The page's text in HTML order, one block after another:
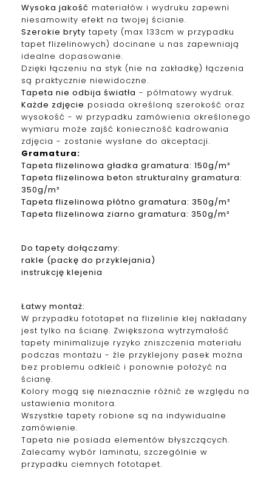
Wysoka jakość materiałów i wydruku zapewni
niesamowity efekt na twojej ścianie.
Szerokie bryty tapety (max 133cm w przypadku
tapet flizelinowych) docinane u nas zapewniają
idealne dopasowanie.
Dzięki łączeniu na styk (nie na zakładkę) łączenia
są praktycznie niewidoczne.
Tapeta nie odbija światła - półmatowy wydruk.
Każde zdjęcie posiada określoną szerokość oraz
wysokość - w przypadku zamówienia określonego
wymiaru może zajść konieczność kadrowania
zdjęcia - zostanie wysłane do akceptacji.
Gramatura:
Tapetaflizelinowa gładka gramatura: 150g/m²
Tapetaflizelinowa beton strukturalny gramatura:
350g/m²
Tapetaflizelinowa płótno gramatura: 350g/m²
Tapetaflizelinowa ziarno gramatura: 350g/m²
Do tapety dołączamy:
rakle (packę do przyklejania)
instrukcję klejenia
Łatwy montaż:
W przypadku fototapet na flizelinie klej nakładany
jest tylko na ścianę. Zwiększona wytrzymałość
tapety minimalizuje ryzyko zniszczenia materiału
podczas montażu - źle przyklejony pasek można
bez problemu odkleić i ponownie położyć na
ścianę.
Kolory mogą się nieznacznie różnić ze względu na
ustawienia monitora.
Wszystkie tapety robione są na indywidualne
zamówienie.
Tapeta nie posiada elementów błyszczących.
Zalecamy wybór laminatu, szczególnie w
przypadku ciemnych fototapet.